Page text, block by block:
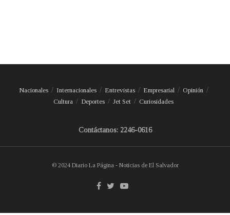
Nacionales Internacionales Entrevistas Empresarial
Opinión
Cultura
Deportes Jet Set Curiosidades
Contáctanos: 2246-0616
© 2024 Diario La Página - Noticias de El Salvador